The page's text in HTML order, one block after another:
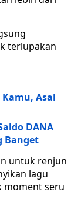
terlupakan
Asal
DANA
Banget
untuk renjun
lagu
moment seru